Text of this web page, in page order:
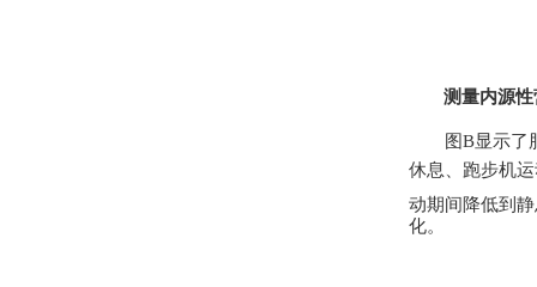
测量内源
图B显示了
休息、跑步机
动期间降低到
化。